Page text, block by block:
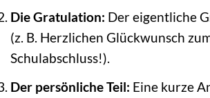
Die Gratulation: Der eigentliche
(z. B. Herzlichen Glückwunsch
Schulabschluss!).
Der persönliche Teil: Eine kurze